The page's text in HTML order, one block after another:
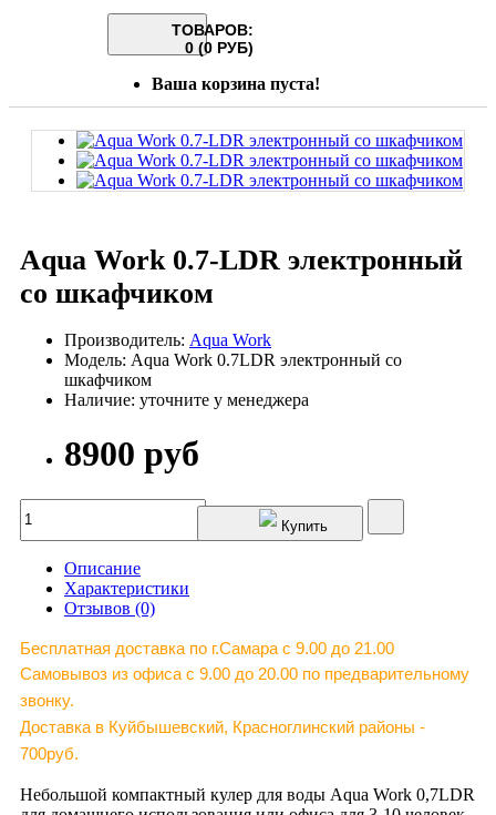
ТОВАРОВ:
0 (0 РУБ)
Ваша корзина пуста!
Aqua Work 0.7-LDR электронный
со шкафчиком
Производитель: Aqua Work
Модель: Aqua Work 0.7LDR электронный со
шкафчиком
Наличие: уточните у менеджера
8900 руб
Купить
Описание
Характеристики
Отзывов (0)
Бесплатная доставка по г.Самара c 9.00 до 21.00
Самовывоз из офиса с 9.00 до 20.00 по предварительному
звонку.
Доставка в Куйбышевский, Красноглинский районы -
700руб.
Небольшой компактный кулер для воды Aqua Work 0,7LDR